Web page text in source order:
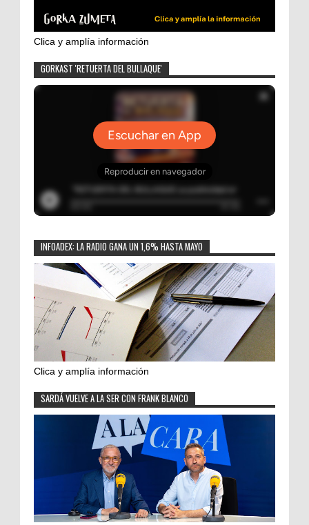
Clica y amplía información
GORKAST 'RETUERTA DEL BULLAQUE'
INFOADEX: LA RADIO GANA UN 1,6% HASTA MAYO
Clica y amplía información
SARDÁ VUELVE A LA SER CON FRANK BLANCO